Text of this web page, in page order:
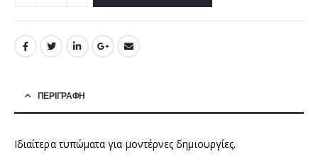
ΠΕΡΙΓΡΑΦΉ
Ιδιαίτερα τυπώματα για μοντέρνες δημιουργίες.